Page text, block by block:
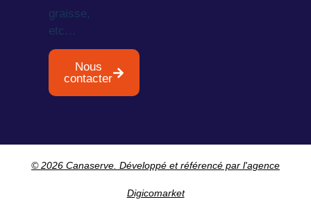
graisse,
etc…
Nous
contacter
© 2026 Canaserve. Développé et référencé par l'agence
Digicomarket